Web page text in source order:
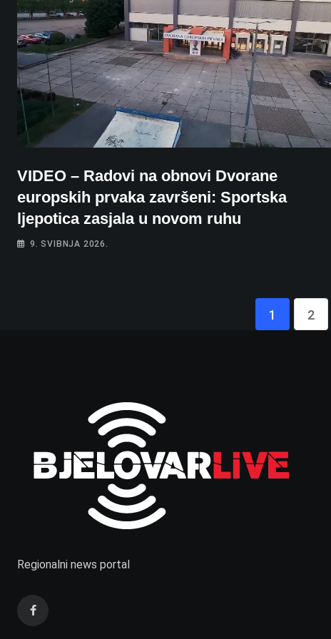
VIDEO – Radovi na obnovi Dvorane
europskih prvaka završeni: Sportska
ljepotica zasjala u novom ruhu
9. SVIBNJA 2026.
1 2
Regionalni news portal